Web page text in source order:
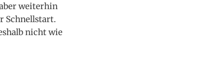
weiterhin
Schnellstart.
nicht wie